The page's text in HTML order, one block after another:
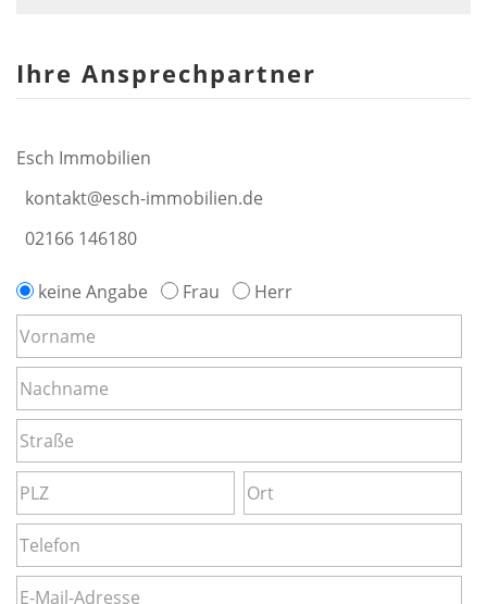
Ihre Ansprechpartner
Esch Immobilien
kontakt@esch-immobilien.de
02166 146180
keine Angabe Frau Herr